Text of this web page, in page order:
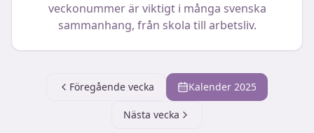
veckonummer är viktigt i många svenska
sammanhang, från skola till arbetsliv.
Föregående vecka Kalender 2025
Nästa vecka